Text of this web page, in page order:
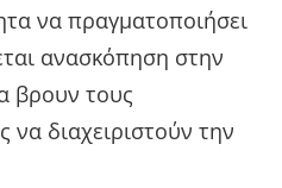
να πραγματοποιήσει
ανασκόπηση στην
βρουν τους
διαχειριστούν την